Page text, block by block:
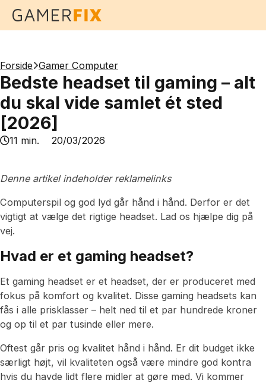
Forside Gamer Computer
Bedste headset til gaming – alt
du skal vide samlet ét sted
[2026]
11 min. 20/03/2026
Denne artikel indeholder reklamelinks
Computerspil og god lyd går hånd i hånd. Derfor er det
vigtigt at vælge det rigtige headset. Lad os hjælpe dig på
vej.
Hvad er et gaming headset?
Et gaming headset er et headset, der er produceret med
fokus på komfort og kvalitet. Disse gaming headsets kan
fås i alle prisklasser – helt ned til et par hundrede kroner
og op til et par tusinde eller mere.
Oftest går pris og kvalitet hånd i hånd. Er dit budget ikke
særligt højt, vil kvaliteten også være mindre god kontra
hvis du havde lidt flere midler at gøre med. Vi kommer